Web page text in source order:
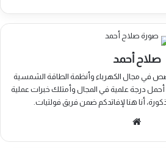
صلاح أحمد
في مجال الكهرباء وأنظمة الطاقة الشمسية
أحمل درجة علمية في المجال وأمتلك خبرات عملية
أنا هنا لإفاتدكم ضمن فريق فولتيات.